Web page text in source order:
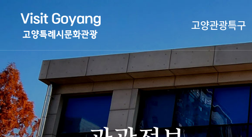
고양관광특구
관광특화거리
TV속 고양 나들이
야경 나들이
대표축제
축제/행사
고양관광정보센터 소개
층별안내
편의시설